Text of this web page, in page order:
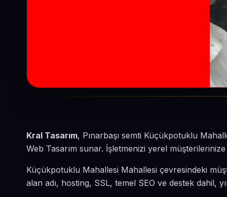
Kral Tasarım, Pınarbaşı semti Küçükpotuklu
Web Tasarım sunar. İşletmenizi yerel
Küçükpotuklu Mahallesi Mahallesi çevresindeki
alan adı, hosting, SSL, temel SEO ve destek dahil,